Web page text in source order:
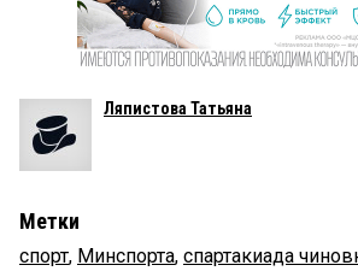
Ляпистова Татьяна
Метки
спорт, Минспорта, спартакиада